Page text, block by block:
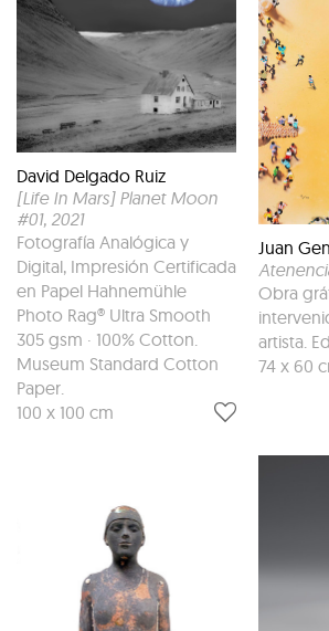
David Delgado Ruiz
[Life In Mars] Planet Moon
#01, 2021
Fotografía Analógica y
Digital, Impresión Certificada
en Papel Hahnemühle
Photo Rag® Ultra Smooth
305 gsm · 100% Cotton.
Museum Standard Cotton
Paper.
100 x 100 cm
Juan
Obra
artista.
74 x 60